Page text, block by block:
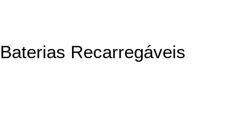
Baterias Recarregáveis